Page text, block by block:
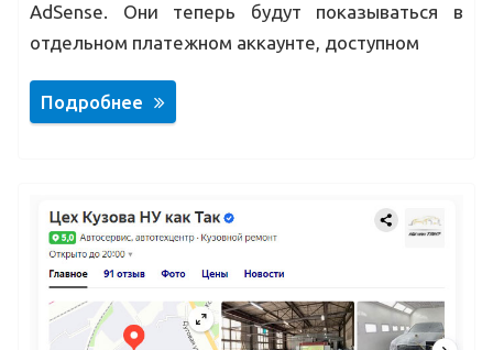
AdSense. Они теперь будут показываться в
отдельном платежном аккаунте, доступном
Подробнее